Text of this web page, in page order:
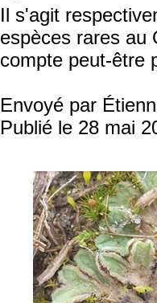
Il s'agit
espèces rares au
compte peut-être
Envoyé par
Publié le 28 mai